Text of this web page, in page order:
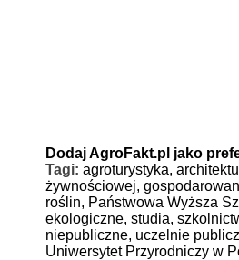
Dodaj AgroFakt.pl jako
Tagi: agroturystyka,
żywnościowej,
roślin, Państwowa Wyższa
ekologiczne, studia,
niepubliczne, uczelnie
Uniwersytet Przyrodniczy w